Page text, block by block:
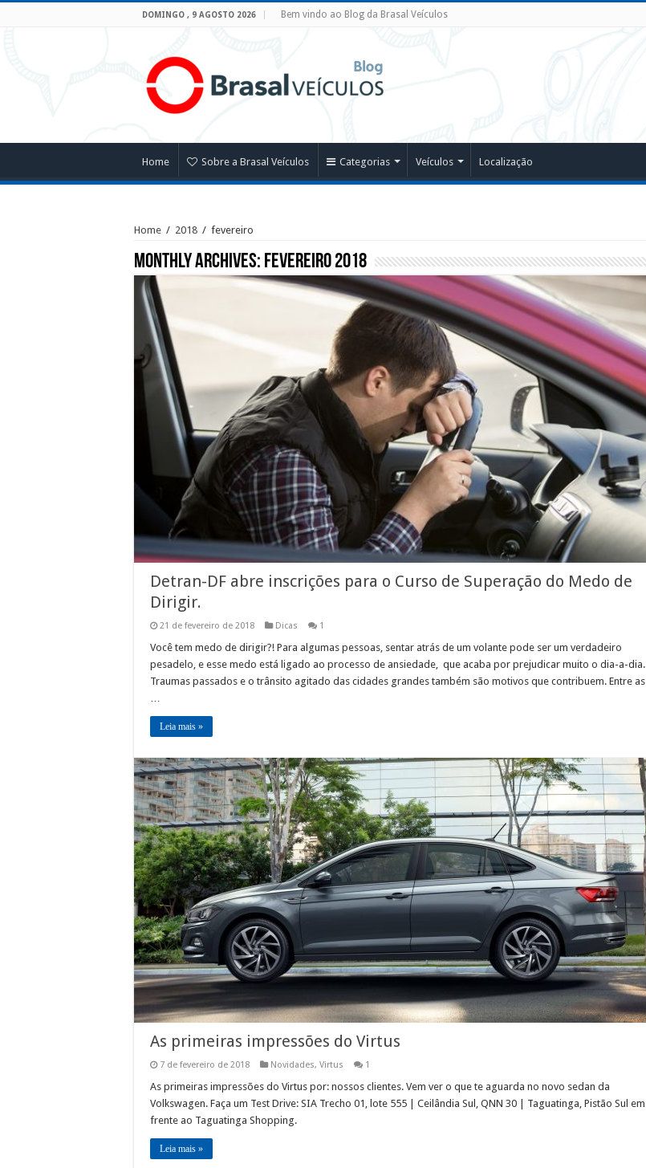
DOMINGO , 9 AGOSTO 2026 Bem vindo ao Blog da Brasal Veículos
Home Sobre a Brasal Veículos Categorias Veículos Localização
Home / 2018 / fevereiro
Monthly Archives: fevereiro 2018
Detran-DF abre inscrições para o Curso de Superação do Medo de
Dirigir.
21 de fevereiro de 2018 Dicas 1
Você tem medo de dirigir?! Para algumas pessoas, sentar atrás de um volante pode ser um verdadeiro
pesadelo, e esse medo está ligado ao processo de ansiedade, que acaba por prejudicar muito o dia-a-dia.
Traumas passados e o trânsito agitado das cidades grandes também são motivos que contribuem. Entre as
Leia mais »
As primeiras impressões do Virtus
7 de fevereiro de 2018 Novidades, Virtus 1
As primeiras impressões do Virtus por: nossos clientes. Vem ver o que te aguarda no novo sedan da
Volkswagen. Faça um Test Drive: SIA Trecho 01, lote 555 | Ceilândia Sul, QNN 30 | Taguatinga, Pistão Sul em
frente ao Taguatinga Shopping.
Leia mais »